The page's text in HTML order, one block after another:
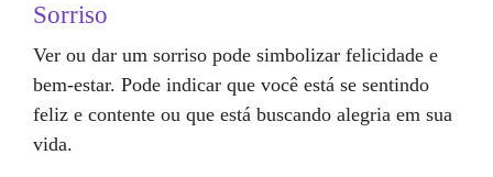
Sorriso
Ver ou dar um sorriso pode simbolizar felicidade e
bem-estar. Pode indicar que você está se sentindo
feliz e contente ou que está buscando alegria em sua
vida.